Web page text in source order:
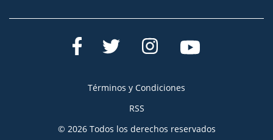
Términos y Condiciones
RSS
© 2026 Todos los derechos reservados